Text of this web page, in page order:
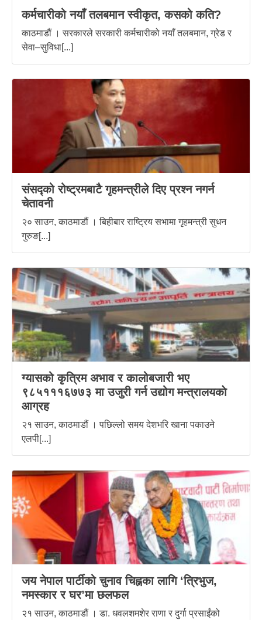
कर्मचारीको नयाँ तलबमान स्वीकृत, कसको कति?
काठमाडौं । सरकारले सरकारी कर्मचारीको नयाँ तलबमान, ग्रेड र
सेवा–सुविधा[...]
संसद्को रोष्ट्रमबाटै गृहमन्त्रीले दिए प्रश्न नगर्न
चेतावनी
२० साउन, काठमाडौं । बिहीबार राष्ट्रिय सभामा गृहमन्त्री सुधन
गुरुङ[...]
ग्यासको कृत्रिम अभाव र कालोबजारी भए
९८५१११६७७३ मा उजुरी गर्न उद्योग मन्त्रालयकाे
आग्रह
२१ साउन, काठमाडौं । पछिल्लो समय देशभरि खाना पकाउने
एलपी[...]
जय नेपाल पार्टीको चुनाव चिह्नका लागि ‘त्रिभुज,
नमस्कार र घर’मा छलफल
२१ साउन, काठमाडौं । डा. धवलशमशेर राणा र दुर्गा प्रसाईंको